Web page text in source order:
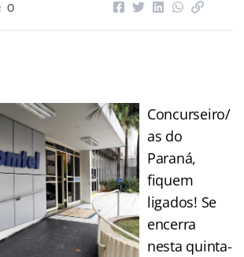
0
Concurseiro/
as do
Paraná,
fiquem
ligados! Se
encerra
nesta quinta-